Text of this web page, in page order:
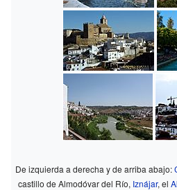
De izquierda a derecha y de arriba abajo:
castillo de Almodóvar del Río, Iznájar, el